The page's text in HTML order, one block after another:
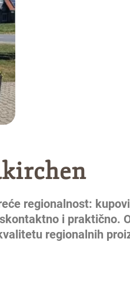
regionalnost:
i praktično.
regionalnih